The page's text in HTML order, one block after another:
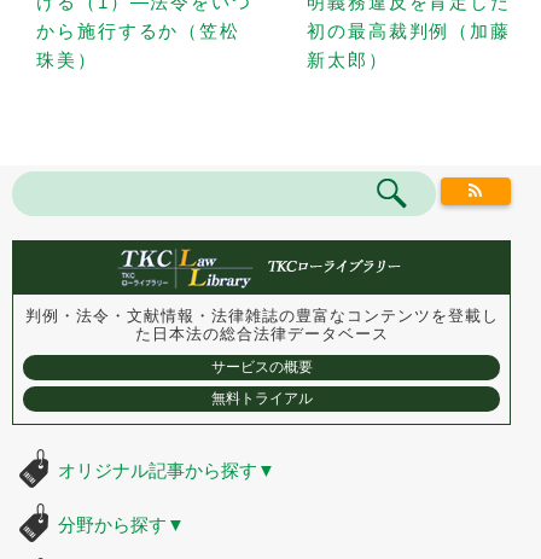
から施行するか（笠松
珠美）
初の最高裁判例（加藤
新太郎）
判例・法令・文献情報・法律雑誌の豊富なコンテンツを登載し
た 日本法の総合法律データベース
サービスの概要
無料トライアル
オリジナル記事から探す ▼
分野から探す ▼